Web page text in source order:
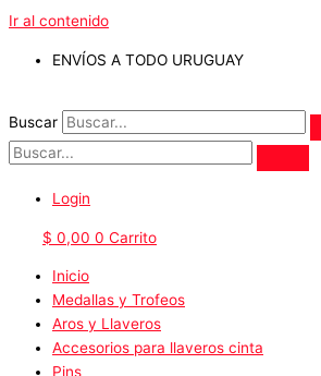
Ir al contenido
ENVÍOS A TODO URUGUAY
Buscar
Login
$ 0,00 0 Carrito
Inicio
Medallas y Trofeos
Aros y Llaveros
Accesorios para llaveros cinta
Pins